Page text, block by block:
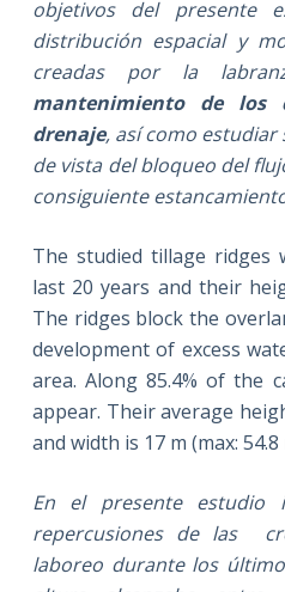
objetivos del presente
distribución espacial y
creadas por la
mantenimiento de los
drenaje, así como estudiar
de vista del bloqueo del
consiguiente
The studied tillage ridges
last 20 years and their
The ridges block the
development of excess
area. Along 85.4% of the
appear. Their average
and width is 17 m (max: 54.8
En el presente estudio
repercusiones de las
laboreo durante los